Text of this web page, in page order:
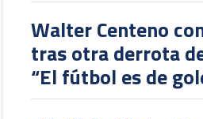
Walter Centeno
tras otra derrota
“El fútbol es de